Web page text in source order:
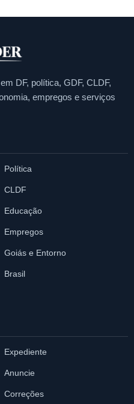
DF, política, GDF, CLDF,
empregos e serviços
Política
CLDF
Educação
Empregos
Goiás e Entorno
Brasil
Expediente
Anuncie
Correções